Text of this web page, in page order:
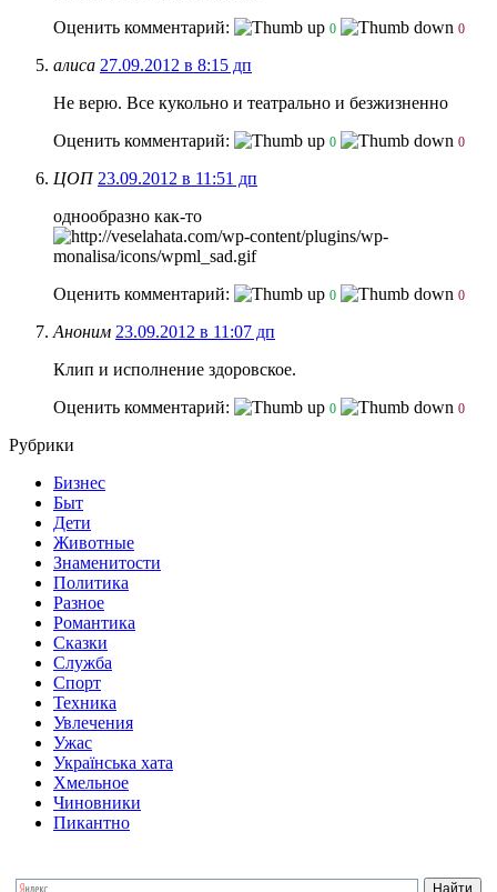
Оценить комментарий: 0 0
алиса 27.09.2012 в 8:15 дп
Не верю. Все кукольно и театрально и безжизненно
Оценить комментарий:
0 0
ЦОП 23.09.2012 в 11:51 дп
однообразно как-то
Оценить комментарий: 0 0
Аноним 23.09.2012 в 11:07 дп
Клип и исполнение здоровское.
Оценить комментарий:
0 0
Рубрики
Бизнес
Быт
Дети
Животные
Знаменитости
Политика
Разное
Романтика
Сказки
Служба
Спорт
Техника
Увлечения
Ужас
Українська хата
Хмельное
Чиновники
Пикантно